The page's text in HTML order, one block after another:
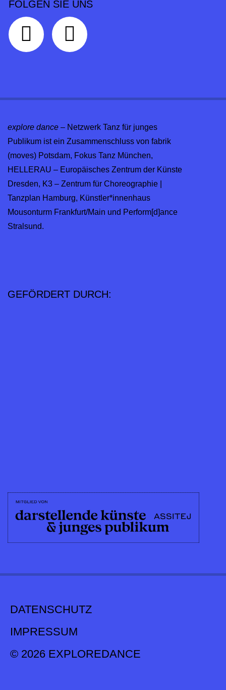
FOLGEN SIE UNS
explore dance – Netzwerk Tanz für junges
Publikum ist ein Zusammenschluss von fabrik
(moves) Potsdam, Fokus Tanz München,
HELLERAU – Europäisches Zentrum der Künste
Dresden, K3 – Zentrum für Choreographie |
Tanzplan Hamburg, Künstler*innenhaus
Mousonturm Frankfurt/Main und Perform[d]ance
Stralsund.
GEFÖRDERT DURCH:
DATENSCHUTZ
IMPRESSUM
© 2026 EXPLOREDANCE